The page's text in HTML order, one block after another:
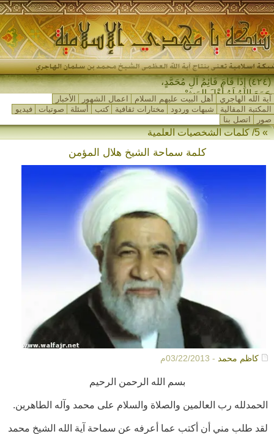
(٤٢٤) إِذَا قَامَ قَائِمُ آلِ مُحَمَّدٍ،
جَمَعَ اللهُ لَهُ أَهْلَ المَشْرِقِ _
آية الله الهاجري أهل البيت عليهم السلام اعمال الشهور
الأخبار
المكتبة المقالية
شبهات وردود مختارات ثقافية كتب أسئلة صوتيات
فيديو
صور
اتصل بنا
» 5/ كلمات الشخصيات العلمية
كلمة سماحة الشيخ هلال المؤمن
كاظم محمد - 03/22/2013م
بسم الله الرحمن الرحيم
الحمدلله رب العالمين والصلاة والسلام على محمد وآله الطاهرين.
لقد طلب مني أن أكتب عما أعرفه عن سماحة آية الله الشيخ محمد